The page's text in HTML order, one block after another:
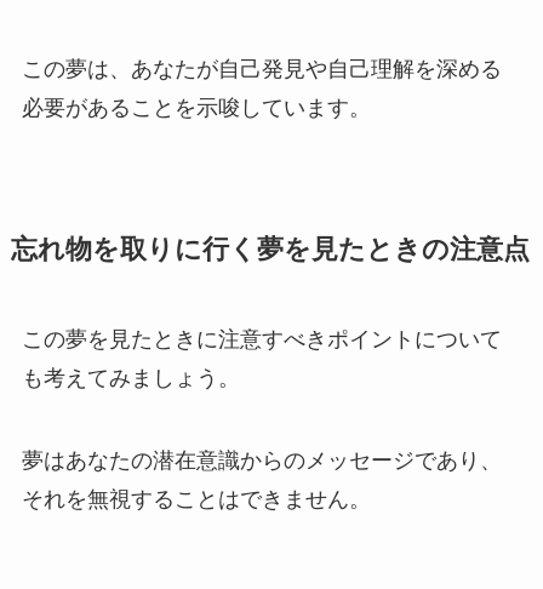
この夢は、あなたが自己発見や自己理解を深める
必要があることを示唆しています。
忘れ物を取りに行く夢を見たときの注意点
この夢を見たときに注意すべきポイントについて
も考えてみましょう。
夢はあなたの潜在意識からのメッセージであり、
それを無視することはできません。